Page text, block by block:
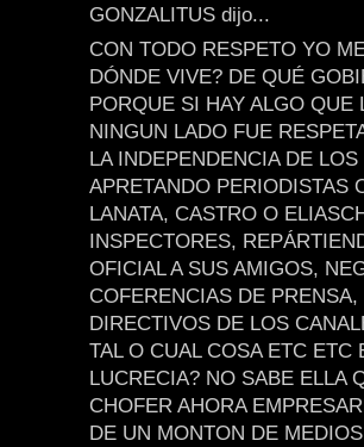
GONZALITUS dijo...
CON TODO RESPETO YO
DÓNDE VIVE? DE QUÉ
PORQUE SI HAY ALGO
NINGUN LADO FUE
LA INDEPENDENCIA DE
APRETANDO PERIODISTAS
LANATA, CASTRO O
INSPECTORES,
OFICIAL A SUS AMIGOS,
COFERENCIAS DE
DIRECTIVOS DE LOS
TAL O CUAL COSA ETC ETC
LUCRECIA? NO SABE ELLA
CHOFER AHORA
DE UN MONTON DE